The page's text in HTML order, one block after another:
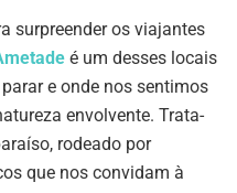
surpreender os viajantes
é um desses locais
e onde nos sentimos
envolvente. Trata-
rodeado por
que nos convidam à